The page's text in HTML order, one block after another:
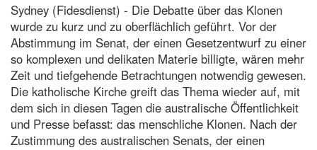
Sydney (Fidesdienst) - Die Debatte über das Klonen
wurde zu kurz und zu oberflächlich geführt. Vor der
Abstimmung im Senat, der einen Gesetzentwurf zu einer
so komplexen und delikaten Materie billigte, wären mehr
Zeit und tiefgehende Betrachtungen notwendig gewesen.
Die katholische Kirche greift das Thema wieder auf, mit
dem sich in diesen Tagen die australische Öffentlichkeit
und Presse befasst: das menschliche Klonen. Nach der
Zustimmung des australischen Senats, der einen